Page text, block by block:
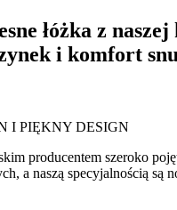
łóżka z
i komfort
I PIĘKNY DESIGN
producentem szeroko
a naszą specyjalnością są